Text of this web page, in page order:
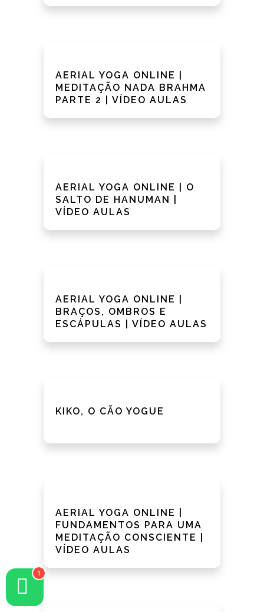
AERIAL YOGA ONLINE |
MEDITAÇÃO NADA BRAHMA
PARTE 2 | VÍDEO AULAS
AERIAL YOGA ONLINE | O
SALTO DE HANUMAN |
VÍDEO AULAS
AERIAL YOGA ONLINE |
BRAÇOS, OMBROS E
ESCÁPULAS | VÍDEO AULAS
KIKO, O CÃO YOGUE
AERIAL YOGA ONLINE |
FUNDAMENTOS PARA UMA
MEDITAÇÃO CONSCIENTE |
VÍDEO AULAS